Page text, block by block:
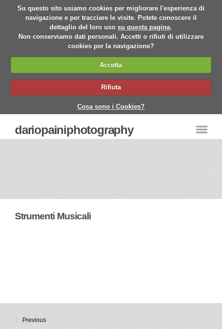
Su questo sito usiamo cookies per migliorare l'esperienza di
navigazione e per tracciare le visite. Potete conoscere il
dettaglio del loro usosu questa pagina.
Non conserviamo dati personali. Accetti o rifiuti di utilizzare
cookies per la navigazione?
Accetta
Rifiuta
Cosa sono i Cookies?
dariopainiphotography
Strumenti Musicali
Previous